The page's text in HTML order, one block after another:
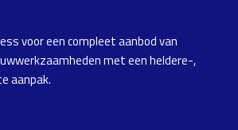
voor een compleet aanbod van
met een heldere-,
aanpak.